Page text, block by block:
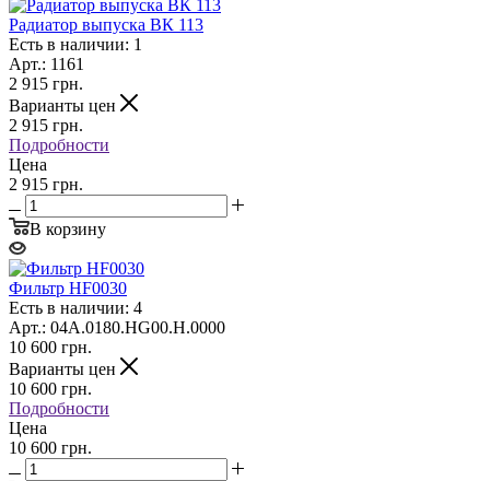
Радиатор выпуска ВК 113
Есть в наличии: 1
Арт.: 1161
2 915 грн.
Варианты цен
2 915 грн.
Подробности
Цена
2 915 грн.
В корзину
Фильтр HF0030
Есть в наличии: 4
Арт.: 04A.0180.HG00.H.0000
10 600 грн.
Варианты цен
10 600 грн.
Подробности
Цена
10 600 грн.